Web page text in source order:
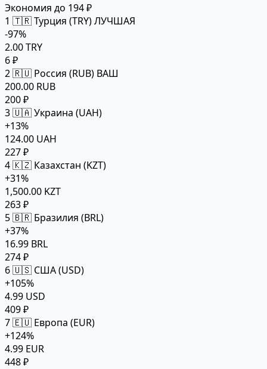
Экономия до 194 ₽
1 🇹🇷 Турция (TRY)ЛУЧШАЯ
-97%
2.00 TRY
6 ₽
2🇷🇺 Россия (RUB) ВАШ
200.00 RUB
200 ₽
3🇺🇦 Украина (UAH)
+13%
124.00 UAH
227 ₽
4🇰🇿 Казахстан (KZT)
+31%
1,500.00 KZT
263 ₽
5🇧🇷 Бразилия (BRL)
+37%
16.99 BRL
274 ₽
6🇺🇸 США (USD)
+105%
4.99 USD
409 ₽
7🇪🇺 Европа (EUR)
+124%
4.99 EUR
448 ₽